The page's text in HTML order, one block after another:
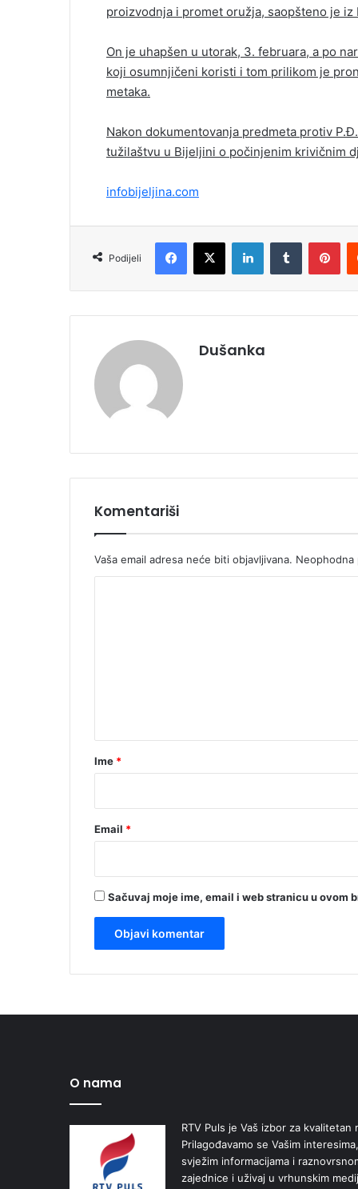
proizvodnja i promet oružja, saopšteno je
On je uhapšen u utorak, 3. februara, a po
koji osumnjičeni koristi i tom prilikom je
metaka.
Nakon dokumentovanja predmeta protiv
tužilaštvu u Bijeljini o počinjenim krivičnim
infobijeljina.com
Podijeli
Dušanka
Komentariši
Vaša email adresa neće biti objavljivana. Neophodna
r
Ime *
Email *
Sačuvaj moje ime, email i web stranicu u ovom
O nama
RTV Puls je Vaš izbor za
Prilagođavamo se Vašim
svježim informacijama i
zajednice i uživaj u vrhunskim